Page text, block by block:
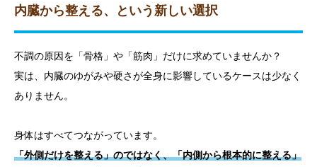
内臓から整える、という新しい選択
不調の原因を「骨格」や「筋肉」だけに求めていませんか？
実は、内臓のゆがみや硬さが全身に影響しているケースは少なく
ありません。
身体はすべてつながっています。
「外側だけを整える」のではなく、「内側から根本的に整える」